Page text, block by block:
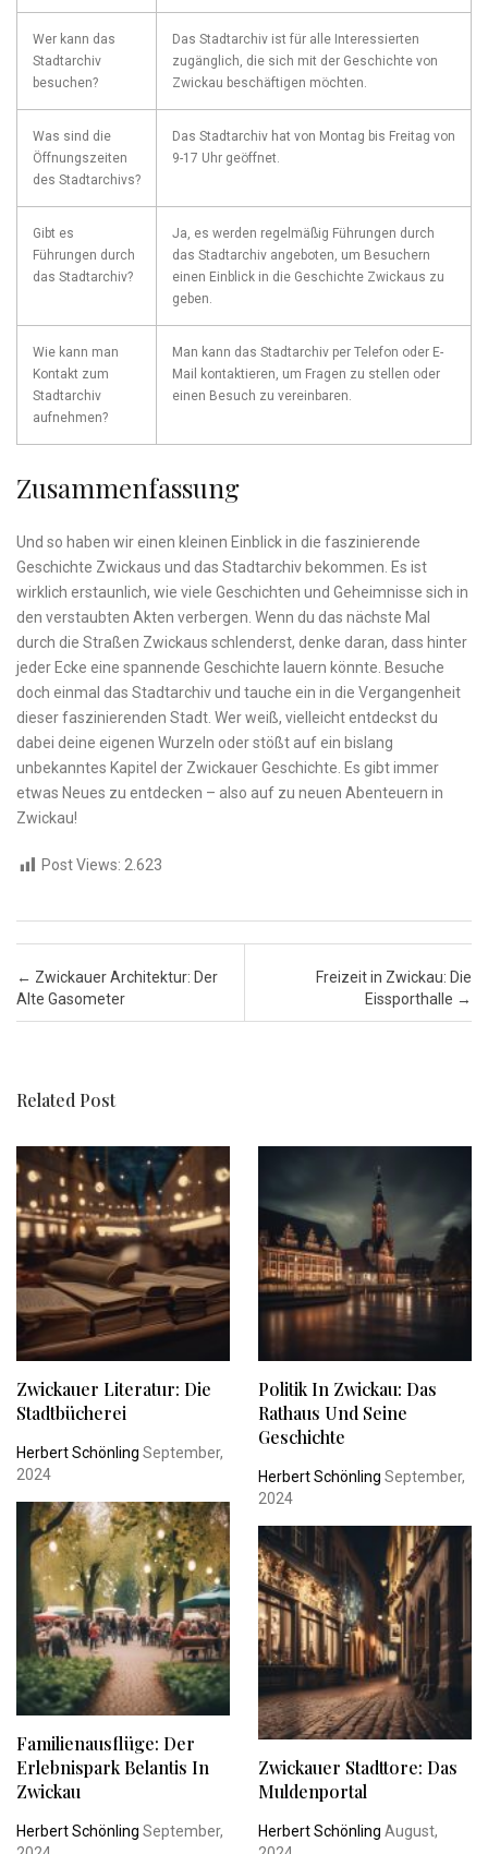
Wer kann das‌
Stadtarchiv
besuchen?
Das Stadtarchiv ‌ist für⁤ alle Interessierten
zugänglich, die​ sich mit der Geschichte von
Zwickau beschäftigen⁤ möchten.
Was sind ⁣die
Öffnungszeiten
des Stadtarchivs?
Das Stadtarchiv hat von Montag bis Freitag von
9-17 Uhr geöffnet.
Gibt ⁣es
Führungen durch
das Stadtarchiv?
Ja, es werden regelmäßig Führungen⁣ durch
das Stadtarchiv angeboten, ‍um Besuchern
einen Einblick in⁤ die Geschichte‌ Zwickaus zu
geben.
Wie kann man
Kontakt ⁢zum
Stadtarchiv
aufnehmen?
Man kann⁣ das Stadtarchiv per Telefon‍ oder ‌E-
Mail kontaktieren, um Fragen zu ⁣stellen oder⁢
einen Besuch ‍zu vereinbaren.
Zusammenfassung
Und so⁢ haben‌ wir einen kleinen‌ Einblick in die faszinierende
Geschichte Zwickaus und das Stadtarchiv bekommen. Es ist
wirklich erstaunlich, ‌wie viele​ Geschichten und ​Geheimnisse sich in
den verstaubten⁢ Akten verbergen. Wenn​ du​ das nächste Mal
durch ⁢die Straßen Zwickaus​ schlenderst, denke⁢ daran, dass hinter⁣
jeder Ecke ⁢eine spannende Geschichte lauern könnte. Besuche
doch einmal das Stadtarchiv und tauche ein in ​die Vergangenheit⁣
dieser faszinierenden‌ Stadt. Wer weiß, vielleicht entdeckst du
dabei deine eigenen Wurzeln oder stößt auf⁤ ein bislang⁢
unbekanntes Kapitel​ der⁣ Zwickauer Geschichte. Es gibt immer
etwas Neues‍ zu⁢ entdecken – also auf​ zu⁤ neuen Abenteuern in
Zwickau!
Post Views: 2.623
Post navigation
← Zwickauer Architektur: Der
Alte Gasometer
Freizeit in Zwickau: Die
Eissporthalle →
Related Post
Zwickauer Literatur: Die
Stadtbücherei
Herbert Schönling September,
2024
Politik In Zwickau: Das
Rathaus Und Seine
Geschichte
Herbert Schönling September,
2024
Familienausflüge: Der
Erlebnispark Belantis In
Zwickau
Herbert Schönling September,
Zwickauer Stadttore: Das
Muldenportal
Herbert Schönling August,